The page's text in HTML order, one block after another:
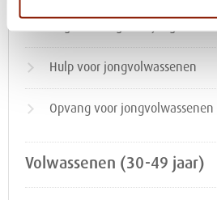
Hulp voor jongvolwassenen
Opvang voor jongvolwassenen
Volwassenen (30-49 jaar)